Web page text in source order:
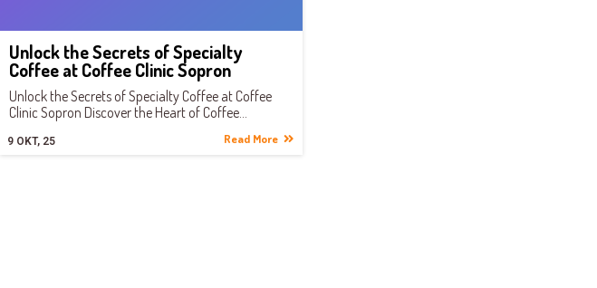
Unlock the Secrets of Specialty
Coffee at Coffee Clinic Sopron
9 OKT, 25
Unlock the Secrets of Specialty Coffee at Coffee
Clinic Sopron Discover the Heart of Coffee…
Read More